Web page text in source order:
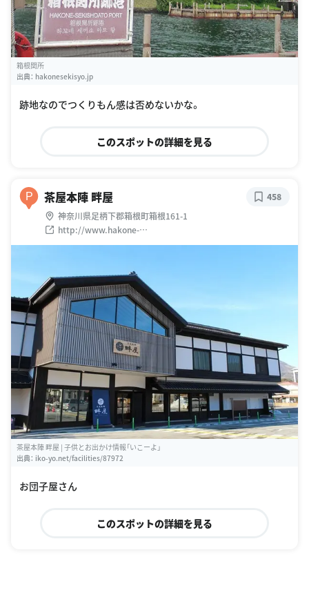
箱根関所
出典： hakonesekisyo.jp
跡地なのでつくりもん感は否めないかな。
このスポットの詳細を見る
P 茶屋本陣 畔屋
神奈川県足柄下郡箱根町箱根161-1
http://www.hakone-
kankosen.co.jp/restaurant/hotoriya/index.html
458
茶屋本陣 畔屋 | 子供とお出かけ情報「いこーよ」
出典： iko-yo.net/facilities/87972
お団子屋さん
このスポットの詳細を見る